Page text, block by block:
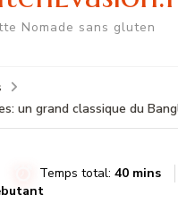
Nomade sans gluten
un grand classique du
Temps total:40 mins